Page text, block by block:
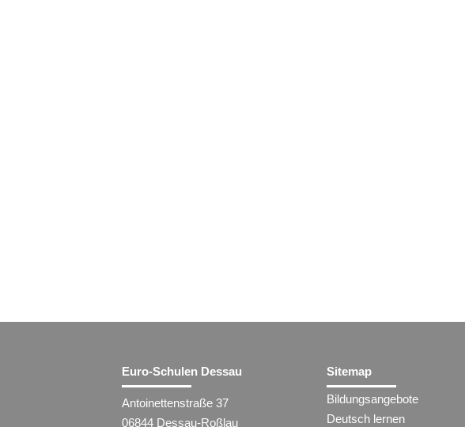
Euro-Schulen Dessau
Antoinettenstraße 37
06844 Dessau-Roßlau
Sitemap
Bildungsangebote
Deutsch lernen